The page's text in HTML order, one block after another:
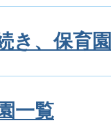
き、保育
一覧